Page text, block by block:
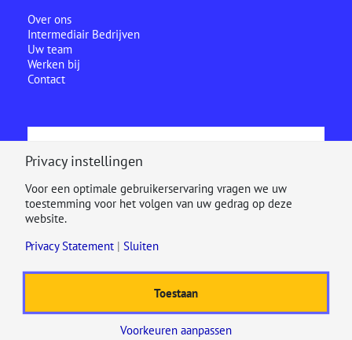
Over ons
Intermediair Bedrijven
Uw team
Werken bij
Contact
© 2025
Toegankelijkheidsverklaring
Privacy instellingen
Voor een optimale gebruikerservaring vragen we uw
toestemming voor het volgen van uw gedrag op deze
website.
Privacy Statement | Sluiten
Toestaan
Voorkeuren aanpassen